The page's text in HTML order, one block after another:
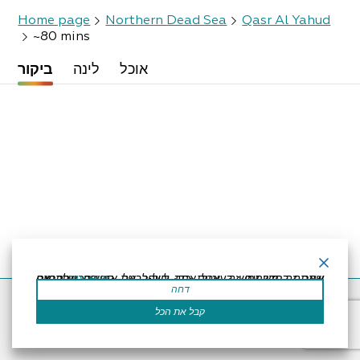
Home page Northern Dead Sea
Qasr Al Yahud
~80 mins
ביקור לינה אוכל
Accessibility Statement Regulation Powered by
אתר זה משתמש בעוגיות כדי לשפר את החוויה שלך.נניח שאתה בסדר עם זה, אבל אתה יכול לבטל את הסכמתך אם תרצה. קרא עוד
דחה
קבל את הכל